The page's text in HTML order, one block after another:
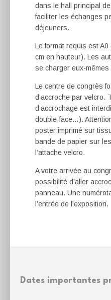
dans le hall principal
faciliter les échanges
déjeuners.
Le format requis est
cm en hauteur). Les
se charger eux-mêmes
Le centre de congrès
d’accroche par velcro.
d’accrochage est
double-face…).
poster imprimé sur
bande de papier sur
l’attache velcro.
A votre arrivée au
possibilité d’aller
panneau. Une
l’entrée de l’exposition.
Dates importantes